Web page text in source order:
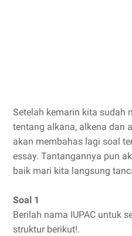
Setelah kemarin kita sudah
tentang alkana, alkena dan
akan membahas lagi soal
essay. Tantangannya pun
baik mari kita langsung
Soal 1
Berilah nama IUPAC untuk
struktur berikut!.